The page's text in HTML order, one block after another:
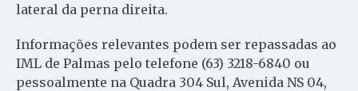
lateral da perna direita.
Informações relevantes podem ser repassadas ao
IML de Palmas pelo telefone (63) 3218-6840 ou
pessoalmente na Quadra 304 Sul, Avenida NS 04,